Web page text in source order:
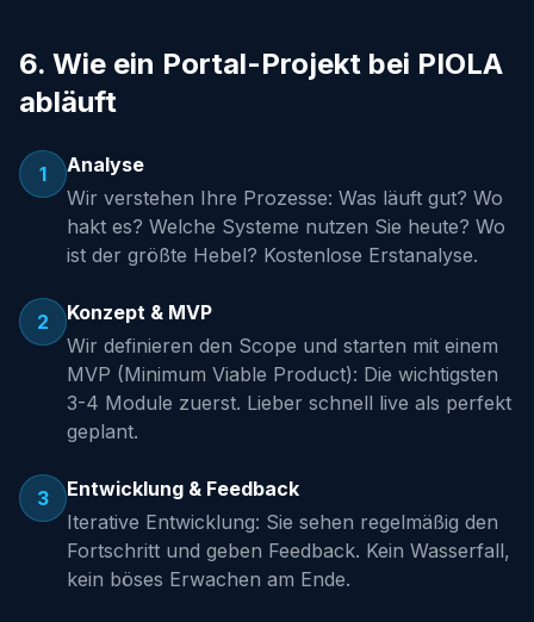
6. Wie ein Portal-Projekt bei PIOLA
abläuft
1
Analyse
Wir verstehen Ihre Prozesse: Was läuft gut? Wo
hakt es? Welche Systeme nutzen Sie heute? Wo
ist der größte Hebel? Kostenlose Erstanalyse.
2
Konzept & MVP
Wir definieren den Scope und starten mit einem
MVP (Minimum Viable Product): Die wichtigsten
3-4 Module zuerst. Lieber schnell live als perfekt
geplant.
3
Entwicklung & Feedback
Iterative Entwicklung: Sie sehen regelmäßig den
Fortschritt und geben Feedback. Kein Wasserfall,
kein böses Erwachen am Ende.